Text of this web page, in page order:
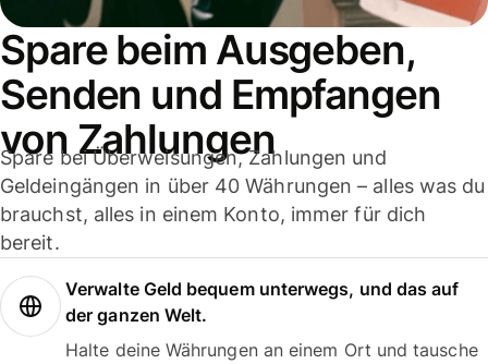
Spare beim Ausgeben,
Senden und Empfangen
von Zahlungen
Spare bei Überweisungen, Zahlungen und
Geldeingängen in über 40 Währungen – alles was du
brauchst, alles in einem Konto, immer für dich
bereit.
Verwalte Geld bequem unterwegs, und das auf
der ganzen Welt.
Halte deine Währungen an einem Ort und tausche